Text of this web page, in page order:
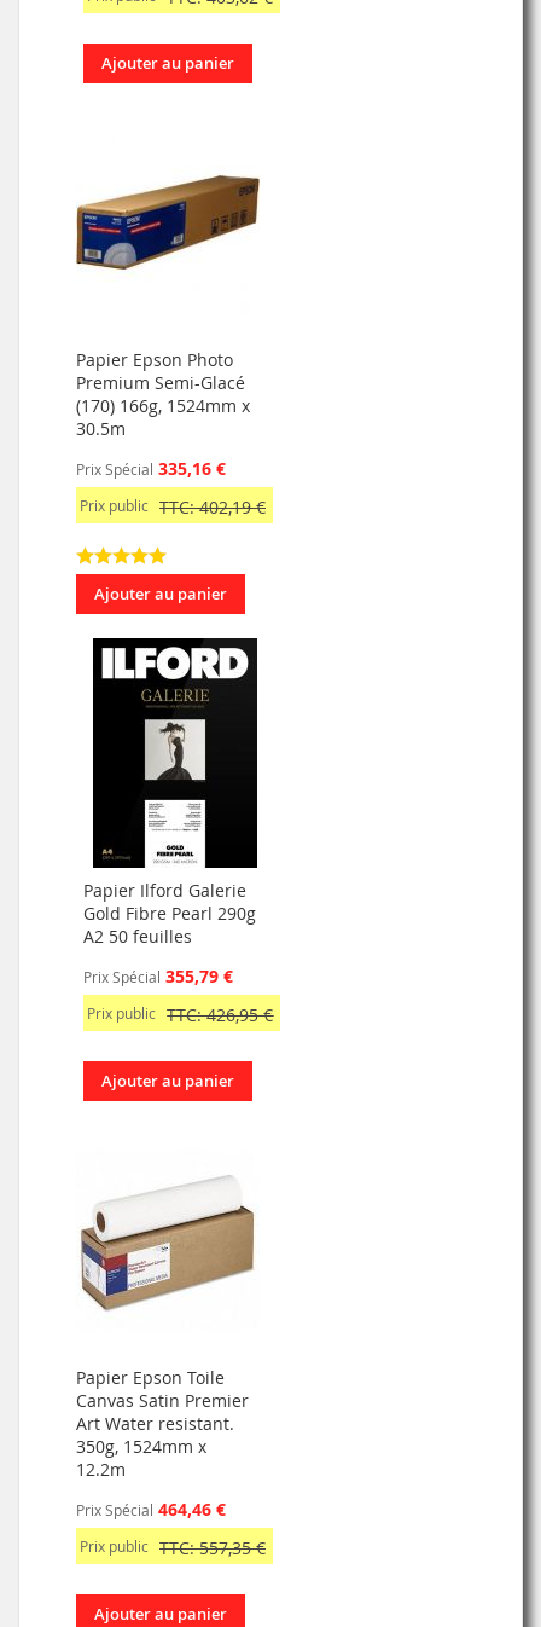
Ajouter au panier
Papier Epson Photo
Premium Semi-Glacé
(170) 166g, 1524mm x
30.5m
Prix Spécial 335,16 €
Prix public TTC: 402,19 €
Ajouter au panier
Papier Ilford Galerie
Gold Fibre Pearl 290g
A2 50 feuilles
Prix Spécial 355,79 €
Prix public TTC: 426,95 €
Ajouter au panier
Papier Epson Toile
Canvas Satin Premier
Art Water resistant.
350g, 1524mm x
12.2m
Prix Spécial 464,46 €
Prix public TTC: 557,35 €
Ajouter au panier